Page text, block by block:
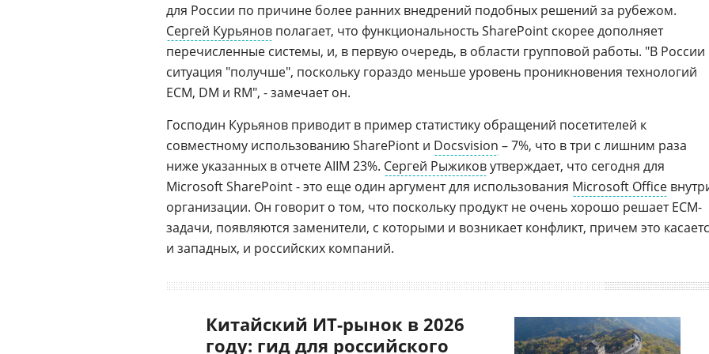
для России по причине более ранних внедрений подобных решений за рубежом.
Сергей Курьянов полагает, что функциональность SharePoint скорее дополняет
перечисленные системы, и, в первую очередь, в области групповой работы. "В России
ситуация "получше", поскольку гораздо меньше уровень проникновения технологий
ECM, DM и RM", - замечает он.
Господин Курьянов приводит в пример статистику обращений посетителей к
совместному использованию SharePiont и Docsvision – 7%, что в три с лишним раза
ниже указанных в отчете AIIM 23%. Сергей Рыжиковутверждает, что сегодня для
Microsoft SharePoint - это еще один аргумент для использования Microsoft Office
организации. Он говорит о том, что поскольку продукт не очень хорошо решает ЕСМ-
задачи, появляются заменители, с которыми и возникает конфликт, причем это
и западных, и российских компаний.
Китайский ИТ-рынок в 2026
году: гид для российского